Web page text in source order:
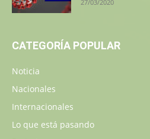
27/03/2020
CATEGORÍA POPULAR
Noticia
Nacionales
Internacionales
Lo que está pasando